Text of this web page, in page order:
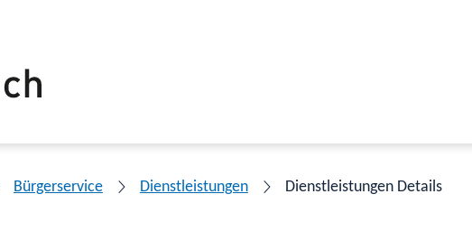
Bürgerservice Dienstleistungen Dienstleistungen Details